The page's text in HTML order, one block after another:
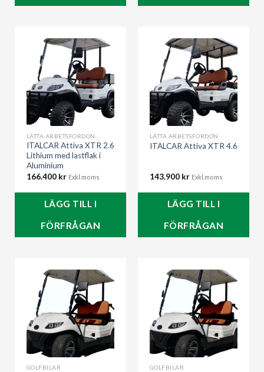
LÄTTA ARBETSFORDON
ITALCAR Attiva XTR 2.6
Lithium med lastflak i
Aluminium
166.400 kr Exkl.moms
LÄGG TILL I
FÖRFRÅGAN
LÄTTA ARBETSFORDON
ITALCAR Attiva XTR 4.6
143.900 kr Exkl.moms
LÄGG TILL I
FÖRFRÅGAN
GOLFBILAR GOLFBILAR